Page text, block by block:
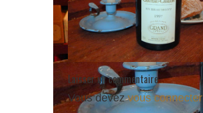
Laisser un commentaire
Vous devezvous connecter